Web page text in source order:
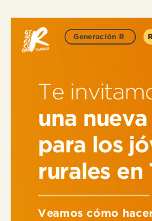
Generación R
Te
una
para los
rurales en
Veamos cómo